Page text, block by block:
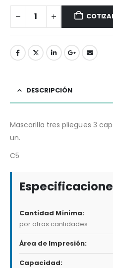
DESCRIPCIÓN
Mascarilla tres pliegues 3
un.
C5
Cantidad Mínima:
por otras cantidades.
Área de Impresión:
Capacidad: